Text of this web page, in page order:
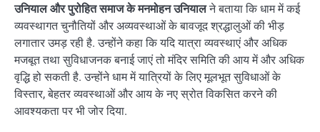
उनियाल और पुरोहित समाज के मनमोहन उनियालने बताया कि धाम में कई
व्यवस्थागत चुनौतियों और अव्यवस्थाओं के बावजूद श्रद्धालुओं की भीड़
लगातार उमड़ रही है. उन्होंने कहा कि यदि यात्रा व्यवस्थाएं और अधिक
मजबूत तथा सुविधाजनक बनाई जाएं तो मंदिर समिति की आय में और अधिक
वृद्धि हो सकती है. उन्होंने धाम में यात्रियों के लिए मूलभूत सुविधाओं के
विस्तार, बेहतर व्यवस्थाओं और आय के नए स्रोत विकसित करने की
आवश्यकता पर भी जोर दिया.